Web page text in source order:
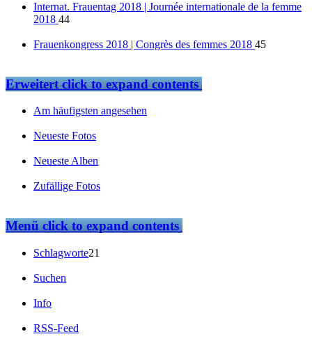
Internat. Frauentag 2018 | Journée internationale de la femme
2018 44
Frauenkongress 2018 | Congrès des femmes 2018 45
Erweitertclick to expand contents
Am häufigsten angesehen
Neueste Fotos
Neueste Alben
Zufällige Fotos
Menüclick to expand contents
Schlagworte21
Suchen
Info
RSS-Feed